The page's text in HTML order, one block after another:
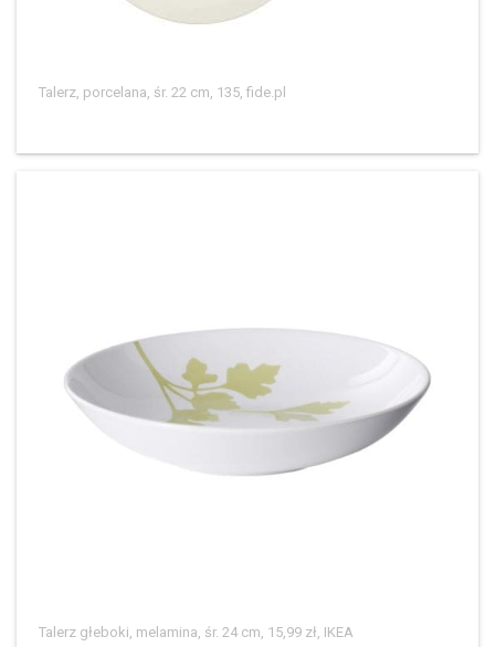
Talerz, porcelana, śr. 22 cm, 135, fide.pl
Talerz głeboki, melamina, śr. 24 cm, 15,99 zł, IKEA